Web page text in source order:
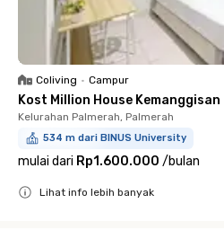
Coliving • Campur
Kost Million House Kemanggisan
Kelurahan Palmerah, Palmerah
534 m dari BINUS University
mulai dari Rp1.600.000 /bulan
Lihat info lebih banyak